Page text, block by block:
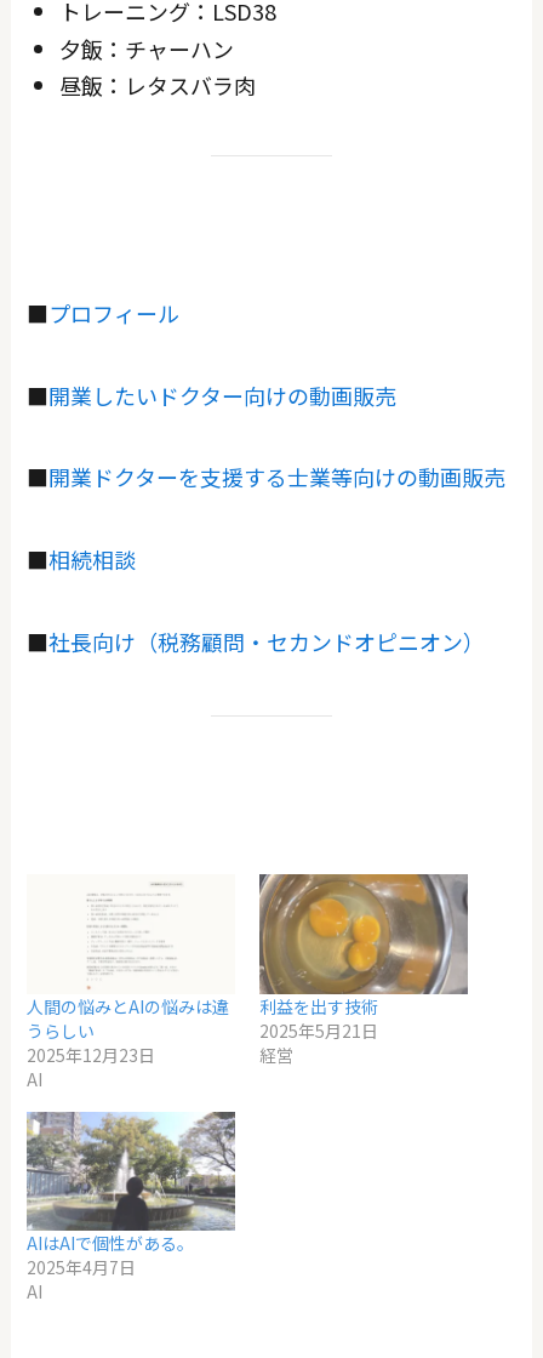
トレーニング：LSD38
夕飯：チャーハン
昼飯：レタスバラ肉
■プロフィール
■開業したいドクター向けの動画販売
■開業ドクターを支援する士業等向けの動画販売
■相続相談
■社長向け（税務顧問・セカンドオピニオン）
人間の悩みとAIの悩みは違
うらしい
2025年12月23日
AI
利益を出す技術
2025年5月21日
経営
AIはAIで個性がある。
2025年4月7日
AI